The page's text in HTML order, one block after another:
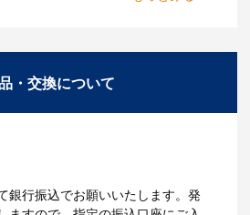
お気軽にご相談く
しします。
入稿
ます。
名入れに必要なデ
入れイメージをデ
・交換について
銀行振込でお願いいたします。発